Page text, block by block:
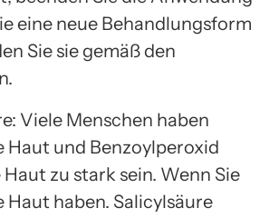
eine neue Behandlungsform
Sie sie gemäß den
Viele Menschen haben
Haut und Benzoylperoxid
zu stark sein. Wenn Sie
haben. Salicylsäure